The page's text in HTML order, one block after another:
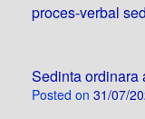
proces-verbal
Sedinta ordinara
Posted on 31/07/